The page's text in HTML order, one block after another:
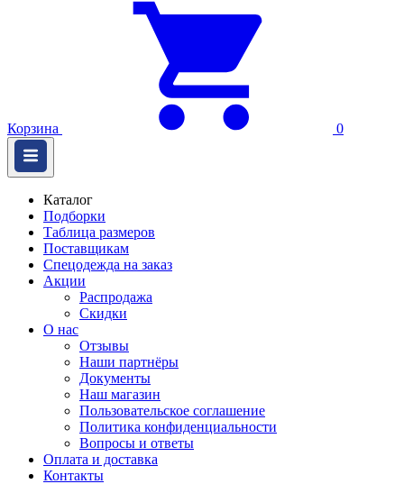
Корзина 0
Каталог
Подборки
Таблица размеров
Поставщикам
Спецодежда на заказ
Акции
Распродажа
Скидки
О нас
Отзывы
Наши партнёры
Документы
Наш магазин
Пользовательское соглашение
Политика конфиденциальности
Вопросы и ответы
Оплата и доставка
Контакты